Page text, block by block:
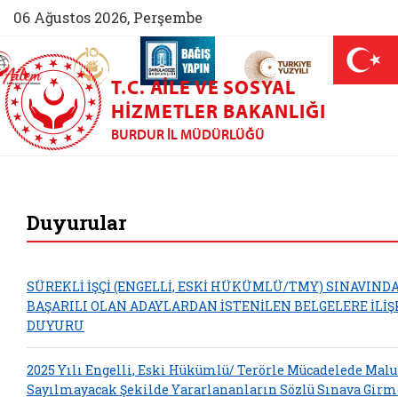
06 Ağustos 2026, Perşembe
(yeni sekmede açılır)
AİLEM İletişim Merkezi (yeni sekmede açılır)
Aile ve Nüfus On Yılı (yeni sekmede açılır)
Darülaceze bağış sayfası (yeni
T.C. AILE VE SOSYAL
HIZMETLER BAKANLIĞI
BURDUR İL MÜDÜRLÜĞÜ
Duyurular
SÜREKLİ İŞÇİ (ENGELLİ, ESKİ HÜKÜMLÜ/TMY)
BAŞARILI OLAN ADAYLARDAN İSTENİLEN BELGELERE
DUYURU
2025 Yılı Engelli, Eski Hükümlü/ Terörle Mücadelede
Sayılmayacak Şekilde Yararlananların Sözlü Sınava